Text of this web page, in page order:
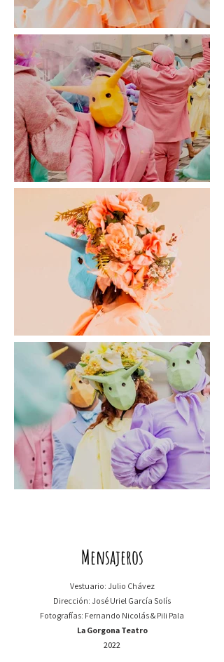
Mensajeros
Vestuario: Julio Chávez
Dirección: José Uriel García Solís
Fotografías: Fernando Nicolás & Pili Pala
La Gorgona Teatro
2022